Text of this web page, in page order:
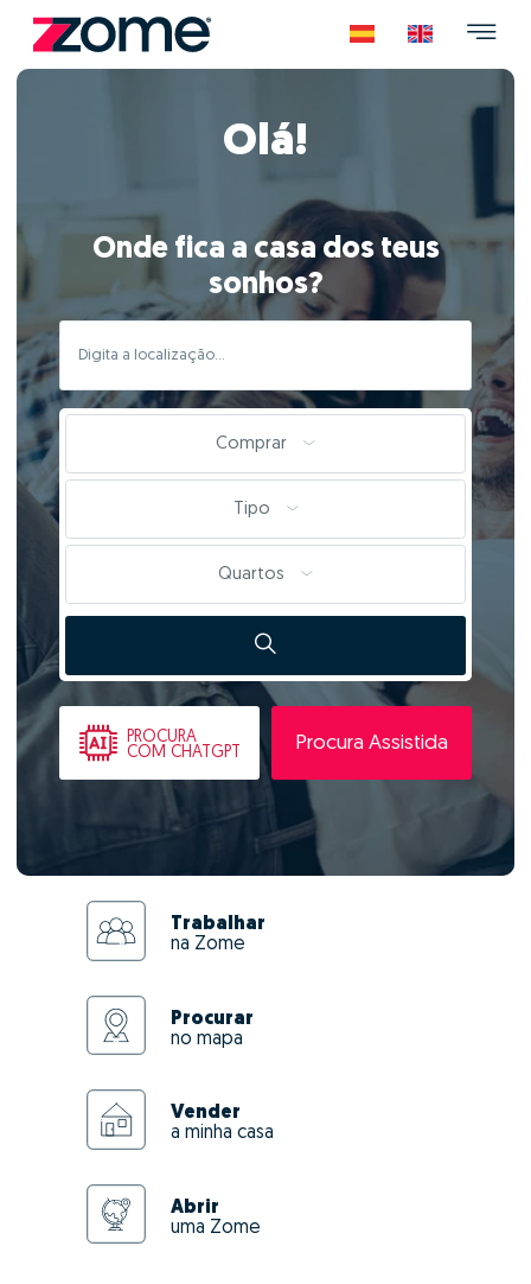
Olá!
Onde fica a casa dos teus
sonhos?
Comprar
Tipo
Quartos
PROCURA
COM CHATGPT
Procura Assistida
Trabalhar
na Zome
Procurar
no mapa
Vender
a minha casa
Abrir
uma Zome